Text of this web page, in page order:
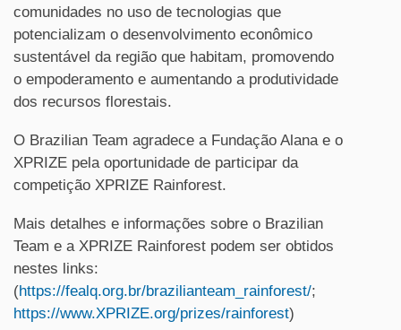
comunidades no uso de tecnologias que
potencializam o desenvolvimento econômico
sustentável da região que habitam, promovendo
o empoderamento e aumentando a produtividade
dos recursos florestais.
O Brazilian Team agradece a Fundação Alana e o
XPRIZE pela oportunidade de participar da
competição XPRIZE Rainforest.
Mais detalhes e informações sobre o Brazilian
Team e a XPRIZE Rainforest podem ser obtidos
nestes links:
(https://fealq.org.br/brazilianteam_rainforest/;
https://www.XPRIZE.org/prizes/rainforest)